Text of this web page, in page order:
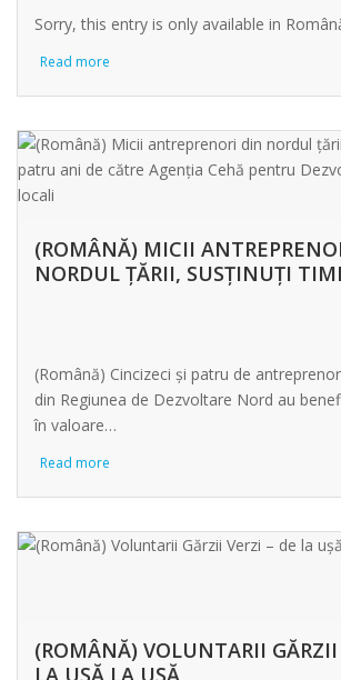
Sorry, this entry is only available in
Read more
(ROMÂNĂ) MICII
NORDUL ȚĂRII, SUSȚINUȚI
(Română) Cincizeci și patru de
din Regiunea de Dezvoltare Nord au
în valoare…
Read more
(ROMÂNĂ) VOLUNTARII GĂRZII
LA UȘĂ LA UȘĂ